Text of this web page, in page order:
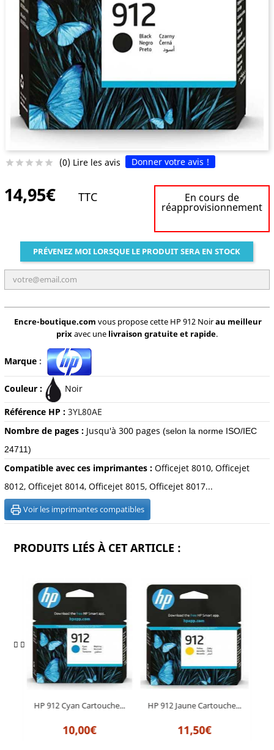
     (0) Lire les avis Donner votre avis !
14,95€ TTC En cours de
réapprovisionnement
PRÉVENEZ MOI LORSQUE LE PRODUIT SERA EN STOCK
Encre-boutique.com vous propose cette HP 912 Noirau meilleur
prixavec une livraison gratuite et rapide.
Marque:
Couleur : Noir
Référence HP : 3YL80AE
Nombre de pages :Jusqu'à 300pages (selon la norme ISO/IEC
24711)
Compatible avec ces imprimantes : Officejet 8010, Officejet
8012, Officejet 8014, Officejet 8015, Officejet 8017...
Voir les imprimantes compatibles
PRODUITS LIÉS À CET ARTICLE :
HP 912 Cyan Cartouche...
10,00€
HP 912 Jaune Cartouche...
11,50€